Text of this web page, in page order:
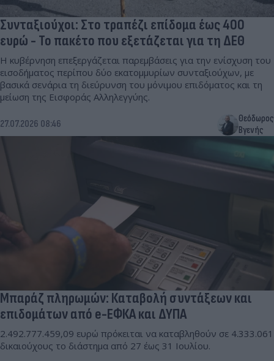
Συνταξιούχοι: Στο τραπέζι επίδομα έως 400
ευρώ - Το πακέτο που εξετάζεται για τη ΔΕΘ
Η κυβέρνηση επεξεργάζεται παρεμβάσεις για την ενίσχυση του
εισοδήματος περίπου δύο εκατομμυρίων συνταξιούχων, με
βασικά σενάρια τη διεύρυνση του μόνιμου επιδόματος και τη
μείωση της Εισφοράς Αλληλεγγύης.
27.07.2026 08:46
Θεόδωρος
Βγενής
Μπαράζ πληρωμών: Καταβολή συντάξεων και
επιδομάτων από e-ΕΦΚΑ και ΔΥΠΑ
2.492.777.459,09 ευρώ πρόκειται να καταβληθούν σε 4.333.061
δικαιούχους το διάστημα από 27 έως 31 Ιουλίου.